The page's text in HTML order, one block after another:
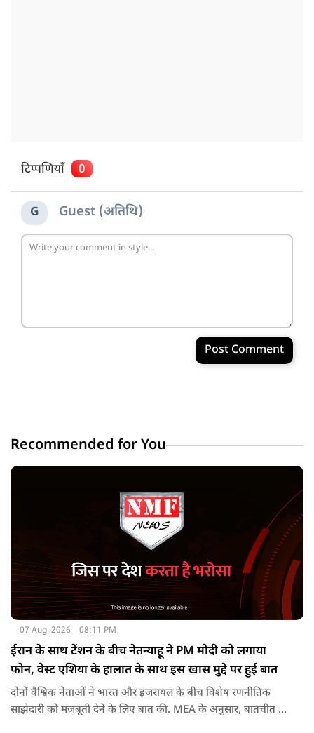
टिप्पणियाँ 0
G Guest (अतिथि)
Post Comment
Recommended for You
07 Aug, 2026 08:11 PM
ईरान के साथ टेंशन के बीच नेतन्याहू ने PM मोदी को लगाया
फोन, वेस्ट एशिया के हालात के साथ इस खास मुद्दे पर हुई बात
दोनों वैश्विक नेताओं ने भारत और इजरायल के बीच विशेष रणनीतिक
साझेदारी को मजबूती देने के ल‍िए बात की. MEA के अनुसार, बातचीत की